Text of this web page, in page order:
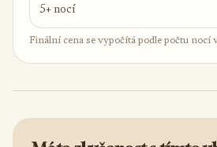
5+ nocí
Finální cena se vypočítá podle počtu nocí